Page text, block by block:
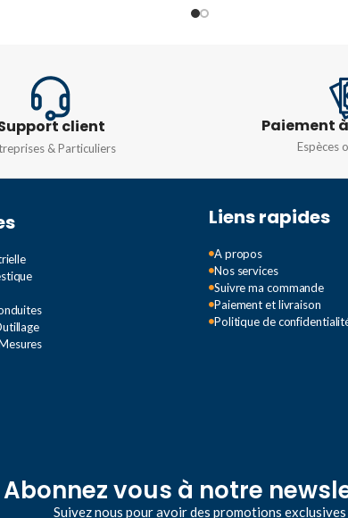
Tube
client
& Particuliers
Paiement
Espèces
Liens rapides
A propos
Nos services
Suivre ma commande
Paiement et livraison
Politique de
Abonnez vous à notre
Suivez nous pour avoir des promotions exclusives